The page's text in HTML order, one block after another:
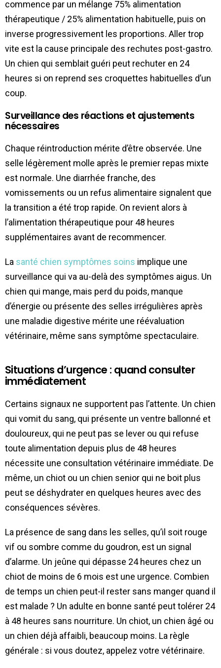
commence par un mélange 75% alimentation
thérapeutique / 25% alimentation habituelle, puis on
inverse progressivement les proportions. Aller trop
vite est la cause principale des rechutes post-gastro.
Un chien qui semblait guéri peut rechuter en 24
heures si on reprend ses croquettes habituelles d’un
coup.
Surveillance des réactions et ajustements
nécessaires
Chaque réintroduction mérite d’être observée. Une
selle légèrement molle après le premier repas mixte
est normale. Une diarrhée franche, des
vomissements ou un refus alimentaire signalent que
la transition a été trop rapide. On revient alors à
l’alimentation thérapeutique pour 48 heures
supplémentaires avant de recommencer.
La santé chien symptômes soins implique une
surveillance qui va au-delà des symptômes aigus. Un
chien qui mange, mais perd du poids, manque
d’énergie ou présente des selles irrégulières après
une maladie digestive mérite une réévaluation
vétérinaire, même sans symptôme spectaculaire.
Situations d’urgence : quand consulter
immédiatement
Certains signaux ne supportent pas l’attente. Un chien
qui vomit du sang, qui présente un ventre ballonné et
douloureux, qui ne peut pas se lever ou qui refuse
toute alimentation depuis plus de 48 heures
nécessite une consultation vétérinaire immédiate. De
même, un chiot ou un chien senior qui ne boit plus
peut se déshydrater en quelques heures avec des
conséquences sévères.
La présence de sang dans les selles, qu’il soit rouge
vif ou sombre comme du goudron, est un signal
d’alarme. Un jeûne qui dépasse 24 heures chez un
chiot de moins de 6 mois est une urgence. Combien
de temps un chien peut-il rester sans manger quand il
est malade ? Un adulte en bonne santé peut tolérer 24
à 48 heures sans nourriture. Un chiot, un chien âgé ou
un chien déjà affaibli, beaucoup moins. La règle
générale : si vous doutez, appelez votre vétérinaire.